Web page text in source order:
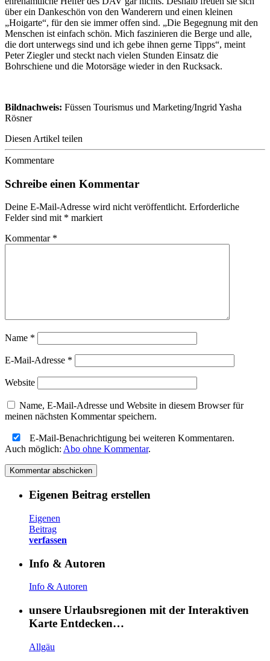
über ein Dankeschön von den Wanderern und einen kleinen
„Hoigarte“, für den sie immer offen sind. „Die Begegnung mit den
Menschen ist einfach schön. Mich faszinieren die Berge und alle,
die dort unterwegs sind und ich gebe ihnen gerne Tipps“, meint
Peter Ziegler und steckt nach vielen Stunden Einsatz die
Bohrschiene und die Motorsäge wieder in den Rucksack.
Bildnachweis: Füssen Tourismus und Marketing/Ingrid Yasha
Rösner
Diesen Artikel teilen
Kommentare
Schreibe einen Kommentar
Deine E-Mail-Adresse wird nicht veröffentlicht. Erforderliche
Felder sind mit * markiert
Kommentar *
Name *
E-Mail-Adresse *
Website
Name, E-Mail-Adresse und Website in diesem Browser für
meinen nächsten Kommentar speichern.
E-Mail-Benachrichtigung bei weiteren Kommentaren.
Auch möglich: Abo ohne Kommentar.
Eigenen Beitrag erstellen
Eigenen
Beitrag
verfassen
Info & Autoren
Info & Autoren
unsere Urlaubsregionen mit der Interaktiven
Karte Entdecken…
Allgäu